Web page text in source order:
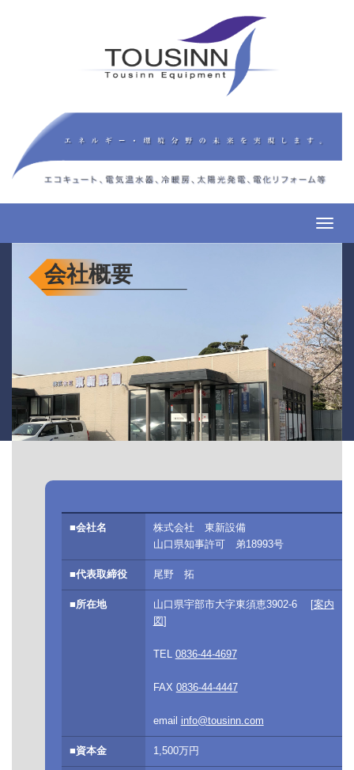
会社概要
■会社名
株式会社 東新設備
山口県知事許可 弟18993号
■代表取締役 尾野 拓
■所在地 山口県宇部市大字東須恵3902-6 [案内
図]
TEL 0836-44-4697
FAX 0836-44-4447
email info@tousinn.com
■資本金 1,500万円